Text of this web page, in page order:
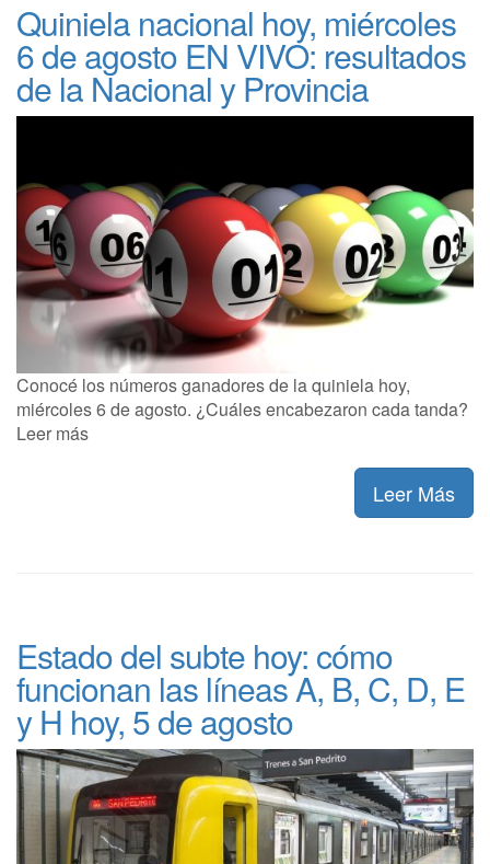
Quiniela nacional hoy, miércoles
6 de agosto EN VIVO: resultados
de la Nacional y Provincia
Conocé los números ganadores de la quiniela hoy,
miércoles 6 de agosto. ¿Cuáles encabezaron cada tanda?
Leer más
Leer Más
Estado del subte hoy: cómo
funcionan las líneas A, B, C, D, E
y H hoy, 5 de agosto